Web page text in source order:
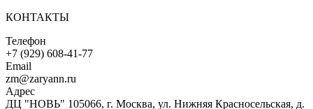
КОНТАКТЫ
Телефон
+7 (929) 608-41-77
Email
zm@zaryann.ru
Адрес
ДЦ "НОВЬ" 105066, г. Москва, ул. Нижняя Красносельская, д.